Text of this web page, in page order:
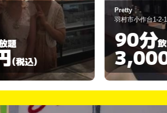
題
(税込)
PUB HOUSE
羽村市小作台1-2-
60分